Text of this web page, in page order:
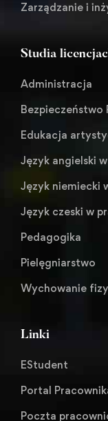
Zarządzanie i
Studia
Administracja
Bezpieczeństwo
Edukacja
Język angielski
Język niemiecki
Język czeski w
Pedagogika
Pielęgniarstwo
Wychowanie
Linki
EStudent
Portal
Poczta